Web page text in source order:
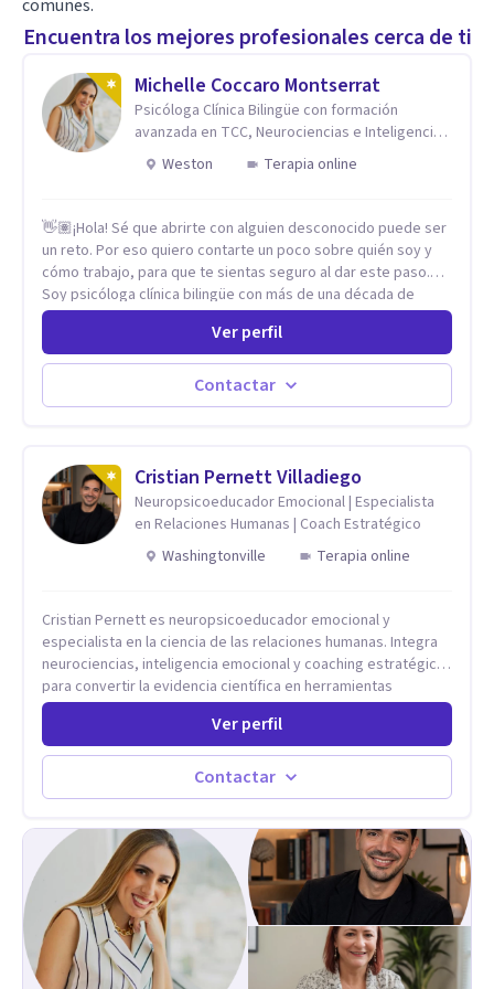
comunes.
Encuentra los mejores profesionales cerca de ti
Michelle Coccaro Montserrat
Psicóloga Clínica Bilingüe con formación
avanzada en TCC, Neurociencias e Inteligencia
Emocional.
Weston Terapia online
👋🏽¡Hola! Sé que abrirte con alguien desconocido puede ser
un reto. Por eso quiero contarte un poco sobre quién soy y
cómo trabajo, para que te sientas seguro al dar este paso.
Soy psicóloga clínica bilingüe con más de una década de
experiencia. He dictado conferencias, escrito artículos y
ejercido como profesora universitaria. Un dato curioso: he
vivido en varios países y conozco de primera mano lo que
significa ser migrante, adaptarse a los cambios y empezar de
nuevo.
Ver perfil
Contactar
Cristian Pernett Villadiego
Neuropsicoeducador Emocional | Especialista
en Relaciones Humanas | Coach Estratégico
Washingtonville
Terapia online
Cristian Pernett es neuropsicoeducador emocional y
especialista en la ciencia de las relaciones humanas. Integra
neurociencias, inteligencia emocional y coaching estratégico
para convertir la evidencia científica en herramientas
prácticas que mejoran la forma en que las personas viven,
aman, lideran y se comunican. Con más de 20 años de
experiencia, acompaña a personas, parejas y líderes en
procesos de desarrollo personal y profesional. Su trabajo se
centra en la regulación emocional, las relaciones de pareja, la
metodología combina psicología contemporánea,
neurociencias y estrategias de cambio basadas en evidencia
para fortalecer la autoestima, desarrollar habilidades
socioemocionales y promover cambios sostenibles. Como
divulgador científico, acerca la psicología y las neurociencias
a la vida cotidiana mediante contenidos claros, rigurosos y
aplicables, con el propósito de impulsar un bienestar integral.
Ver perfil
Contactar